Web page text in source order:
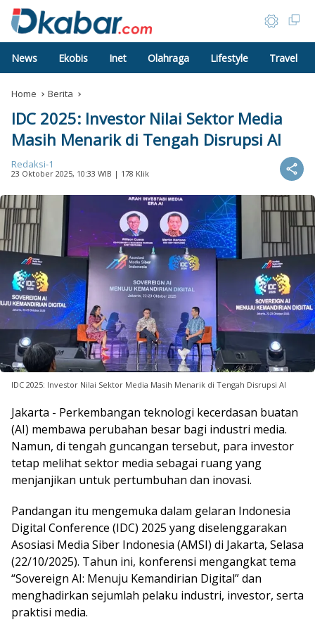
News Ekobis Inet Olahraga Lifestyle Travel
Home Berita
IDC 2025: Investor Nilai Sektor Media
Masih Menarik di Tengah Disrupsi AI
Redaksi-1
23 Oktober 2025, 10:33 WIB | 178 Klik
IDC 2025: Investor Nilai Sektor Media Masih Menarik di Tengah Disrupsi AI
Jakarta - Perkembangan teknologi kecerdasan buatan
(AI) membawa perubahan besar bagi industri media.
Namun, di tengah guncangan tersebut, para investor
tetap melihat sektor media sebagai ruang yang
menjanjikan untuk pertumbuhan dan inovasi.
Pandangan itu mengemuka dalam gelaran Indonesia
Digital Conference (IDC) 2025 yang diselenggarakan
Asosiasi Media Siber Indonesia (AMSI) di Jakarta, Selasa
(22/10/2025). Tahun ini, konferensi mengangkat tema
“Sovereign AI: Menuju Kemandirian Digital” dan
menghadirkan sejumlah pelaku industri, investor, serta
praktisi media.